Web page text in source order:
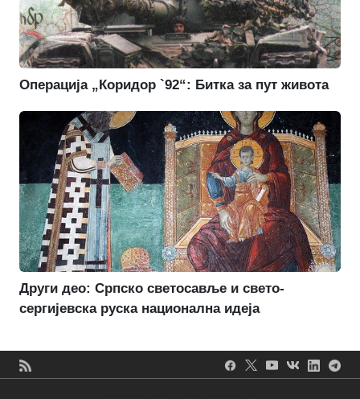
Операција „Коридор `92“: Битка за пут живота
Други део: Српско светосавље и свето-
сергијевска руска национална идеја